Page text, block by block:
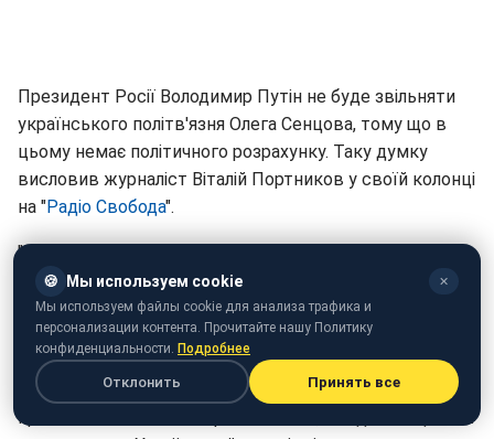
Президент Росії Володимир Путін не буде звільняти
українського політв'язня Олега Сенцова, тому що в
цьому немає політичного розрахунку. Таку думку
висловив журналіст Віталій Портников у своїй колонці
на "Радіо Свобода".
"Абсолютно незрозуміло, чому Путін повинен
звільняти Сенцова та інших українських в'язнів у
відповідь на односторонні кроки української
сторони? Чому його взагалі повинні цікавити
утримувані Києвом російські громадяни? Адже
дистанція між президентом Росії і громадянами його
країни в багато сотень разів більша, ніж дистанція між
🍪 Мы используем cookie ✕
Мы используем файлы cookie для анализа трафика и
персонализации контента. Прочитайте нашу Политику
конфиденциальности. Подробнее
Отклонить Принять все